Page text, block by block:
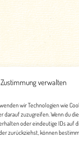
verwalten
wir Technologien wie
zuzugreifen. Wenn du
oder eindeutige IDs auf
zurückziehst, können